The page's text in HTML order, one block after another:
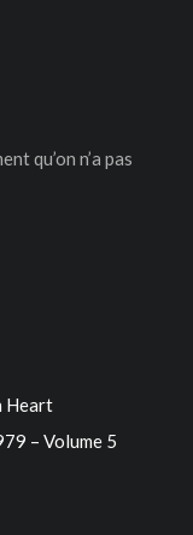
qu’on n’a pas
Heart
– Volume 5